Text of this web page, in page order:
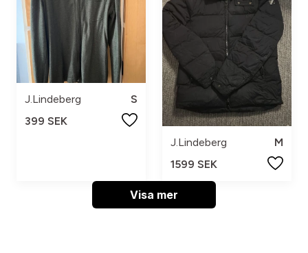
J.Lindeberg
S
399 SEK
J.Lindeberg
M
1599 SEK
Visa mer